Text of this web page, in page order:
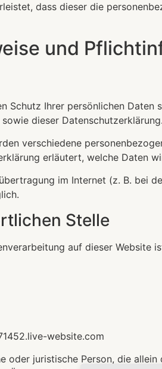
dass dieser die
und
Schutz Ihrer persönlichen
dieser Datenschutzerklärung.
verschiedene
erläutert, welche Daten
im Internet (z. B. bei
Stelle
auf dieser Website
website.com
oder juristische Person, die